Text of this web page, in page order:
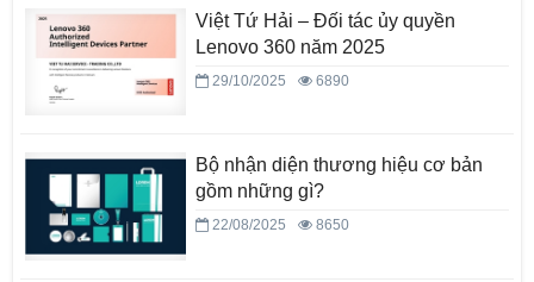
Việt Tứ Hải – Đối tác ủy quyền
Lenovo 360 năm 2025
29/10/2025 6890
Bộ nhận diện thương hiệu cơ bản
gồm những gì?
22/08/2025 8650